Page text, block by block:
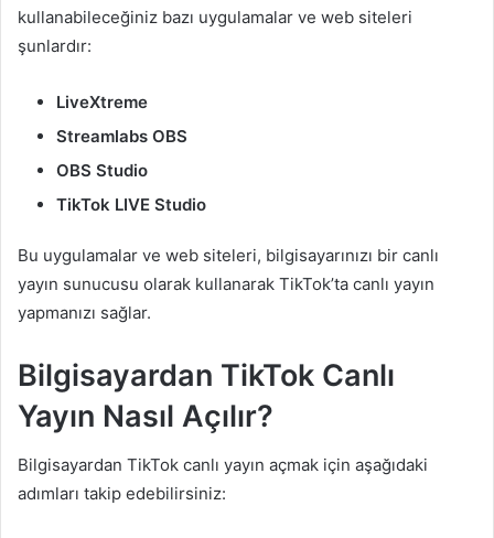
kullanabileceğiniz bazı uygulamalar ve web siteleri
şunlardır:
LiveXtreme
Streamlabs OBS
OBS Studio
TikTok LIVE Studio
Bu uygulamalar ve web siteleri, bilgisayarınızı bir canlı
yayın sunucusu olarak kullanarak TikTok’ta canlı yayın
yapmanızı sağlar.
Bilgisayardan TikTok Canlı
Yayın Nasıl Açılır?
Bilgisayardan TikTok canlı yayın açmak için aşağıdaki
adımları takip edebilirsiniz: